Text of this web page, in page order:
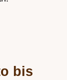
bis